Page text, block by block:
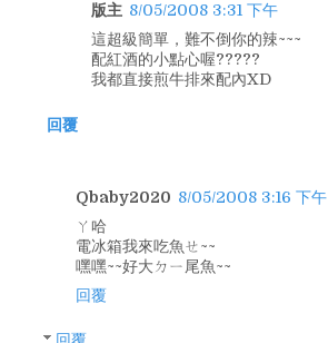
版主 8/05/2008 3:31 下午
這超級簡單，難不倒你的辣~~~
配紅酒的小點心喔?????
我都直接煎牛排來配內XD
回覆
Qbaby2020 8/05/2008 3:16 下午
ㄚ哈
電冰箱我來吃魚ㄝ~~
嘿嘿~~好大ㄉㄧ尾魚~~
回覆